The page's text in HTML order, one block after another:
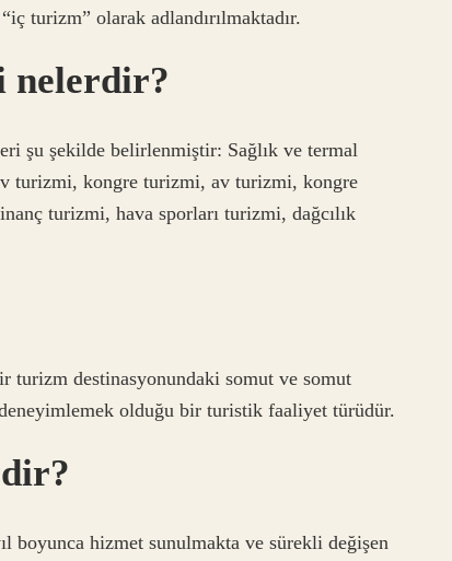
turizm” olarak adlandırılmaktadır.
nelerdir?
şu şekilde belirlenmiştir: Sağlık ve termal
turizmi, kongre turizmi, av turizmi, kongre
turizmi, hava sporları turizmi, dağcılık
destinasyonundaki somut ve somut
olduğu bir turistik faaliyet türüdür.
boyunca hizmet sunulmakta ve sürekli değişen